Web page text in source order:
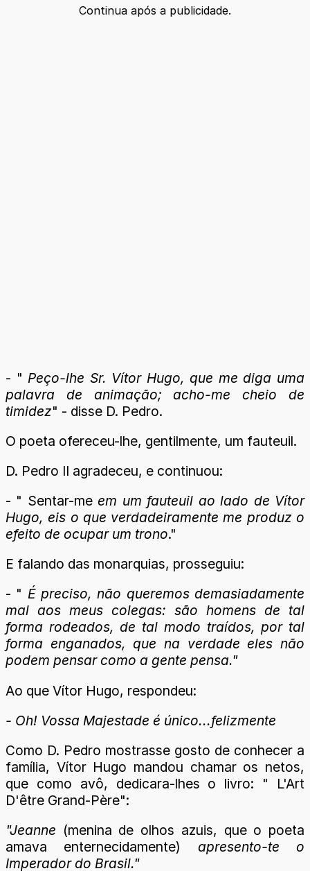
Continua após a publicidade.
- " Peço-lhe Sr. Vítor Hugo, que me diga uma
palavra de animação; acho-me cheio de
timidez" - disse D. Pedro.
O poeta ofereceu-lhe, gentilmente, um fauteuil.
D. Pedro II agradeceu, e continuou:
- " Sentar-meem um fauteuil ao lado de Vítor
Hugo, eis o que verdadeiramente me produz o
efeito de ocupar um trono."
E falando das monarquias, prosseguiu:
- " É preciso, não queremos demasiadamente
mal aos meus colegas: são homens de tal
forma rodeados, de tal modo traídos, por tal
forma enganados, que na verdade eles não
podem pensar como a gente pensa."
Ao que Vítor Hugo, respondeu:
- Oh! Vossa Majestade é único...felizmente
Como D. Pedro mostrasse gosto de conhecer a
família, Vítor Hugo mandou chamar os netos,
que como avô, dedicara-lhes o livro: " L'Art
D'être Grand-Père":
"Jeanne (menina de olhos azuis, que o poeta
amava enternecidamente) apresento-te o
Imperador do Brasil."